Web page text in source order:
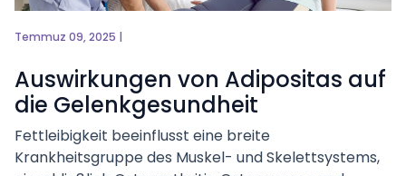
Temmuz 09, 2025 |
Auswirkungen von Adipositas auf
die Gelenkgesundheit
Fettleibigkeit beeinflusst eine breite
Krankheitsgruppe des Muskel- und Skelettsystems,